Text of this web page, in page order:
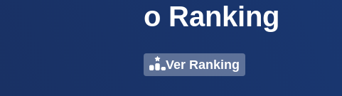
o Ranking
Ver Ranking